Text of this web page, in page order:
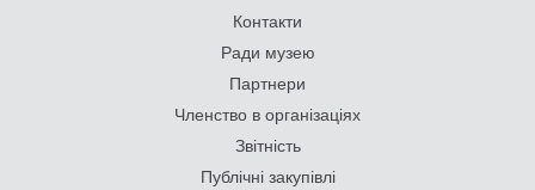
Контакти
Ради музею
Партнери
Членство в організаціях
Звітність
Публічні закупівлі